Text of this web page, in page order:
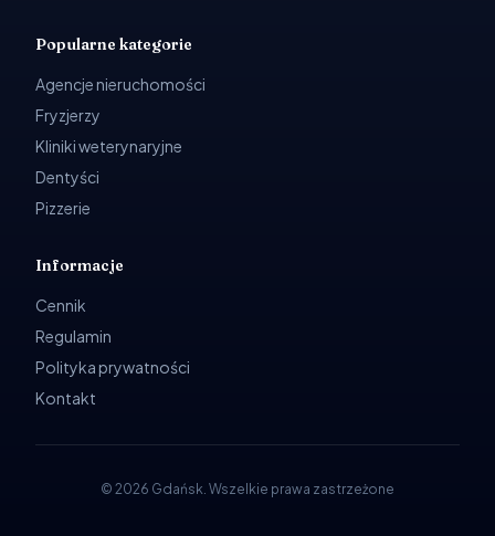
Popularne kategorie
Agencje nieruchomości
Fryzjerzy
Kliniki weterynaryjne
Dentyści
Pizzerie
Informacje
Cennik
Regulamin
Polityka prywatności
Kontakt
© 2026 Gdańsk. Wszelkie prawa zastrzeżone